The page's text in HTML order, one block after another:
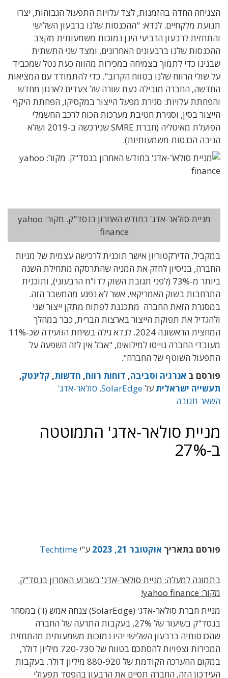
הצניחה החדה בהזמנות, לצד עלויות התפעול הגבוהות, יצרו
תנועת מלקחיים. לנדא: "ההכנסות שלנו ברבעון השלישי
והתחזית לרבעון הרביעי הינן נמוכות משמעותית מקצב
ההכנסות שלנו ברבעונים האחרונים, ומצד שני התשתית
שבנינו כדי לתמוך בצמיחה במכירות מהווה כעת נטל שמכביד
על שולי הרווח שלנו בטווח הקרוב". כדי להתמודד עם המציאות
החדשה, החברה מובילה כעת שורה של צעדים לארגון מחדש
והפחתת עלויות: סגירת מפעל הייצור במקסיקו, הפחתת היקף
הייצור בסין, וסגירת חטיבת מערכות הכוח לרכב החשמלי
הפועלת מאיטליה (חברת SMRE שנירכשה ב-2019 ושלא
הניבה הכנסות משמעותיות).
מניית סולאר-אדג' בחודש האחרון בנסד"ק. מקור: yahoo
finance
במקביל, הדירקטוריון אישר תוכנית לרכישה עצמית של מניות
החברה, בניסיון לחזק את המניה שהתרסקה מתחילת השנה
ביותר מ-73% (לפני תגובת השוק לדו"ח הרבעוני), ותוכנית
התרחבות בשוק האמריקאי, אשר לא נפגע מהמשבר הזה.
במסגרת הזאת החברה מתכננת לפתוח מתקן ייצור שני
ולהגדיל את תפוקת הייצור בארצות הברית, כבר במהלך
המחצית הראשונה 2024. לנדא גילה בשיחת הוועידה שכ-11%
מעובדי החברה גוייסו למילואים, "אבל אין לזה השפעה על
התפעול השוטף של החברה".
פורסם ב אנרגיה וסביבה, דוחות רווח, חדשות, קלינטק,
תעשייה ישראלית עלSolarEdge
, סולאר-אדג'
השאר תגובה
מניית סולאר-אדג' התמוטטה
ב-27%
פורסם בתאריך אוקטובר 21, 2023 ע"י Techtime
בתמונה למעלה: מניית סולאר-אדג' בשבוע האחרון בנסד"ק.
מקור: yahoo finance!
מניית חברת סולאר-אדג' (SolarEdge) צנחה אמש (ו') במסחר
בנסד"ק בשיעור של 27%, בעקבות התרעה של החברה
שהכנסותיה ברבעון השלישי יהיו נמוכות משמעותית מהתחזית
המכירות וצפויות להסתכם בטווח של 720-730 מיליון דולר,
במקום ההערכה הקודמת של 880-920 מיליון דולר. בעקבות
העידכון הזה, החברה תסיים את הרבעון בהפסד תפעולי